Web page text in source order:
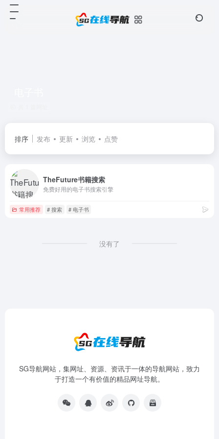
排序 发布 更新 浏览 点赞
TheFuture书籍搜索
免费好用的电子书搜索引擎
常用推荐 # 搜索 # 电子书
没有了
SG导航网站，集网址、资源、资讯于一体的导航网站，致力
于打造一个有价值的精品网址导航。